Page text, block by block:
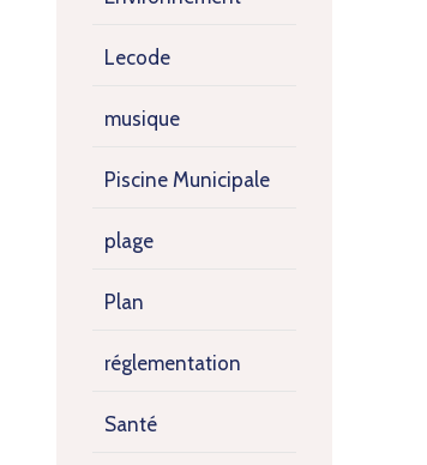
Lecode
musique
Piscine Municipale
plage
Plan
réglementation
Santé